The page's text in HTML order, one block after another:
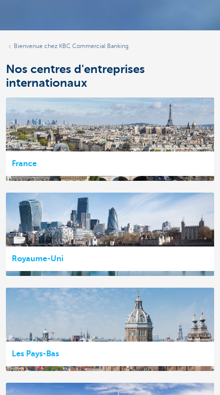
Bienvenue chez KBC Commercial Banking
Nos centres d'entreprises
internationaux
France
Royaume-Uni
Les Pays-Bas